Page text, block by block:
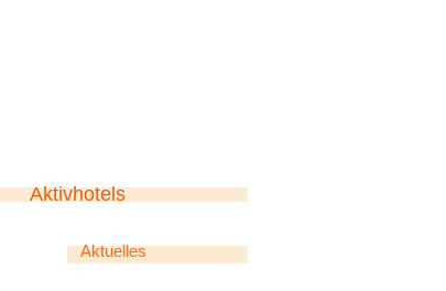
Aktivhotels
Aktuelles